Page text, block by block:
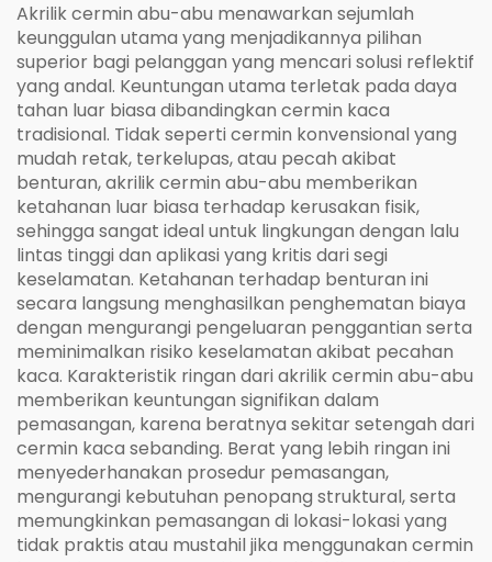
Akrilik cermin abu-abu menawarkan sejumlah
keunggulan utama yang menjadikannya pilihan
superior bagi pelanggan yang mencari solusi reflektif
yang andal. Keuntungan utama terletak pada daya
tahan luar biasa dibandingkan cermin kaca
tradisional. Tidak seperti cermin konvensional yang
mudah retak, terkelupas, atau pecah akibat
benturan, akrilik cermin abu-abu memberikan
ketahanan luar biasa terhadap kerusakan fisik,
sehingga sangat ideal untuk lingkungan dengan lalu
lintas tinggi dan aplikasi yang kritis dari segi
keselamatan. Ketahanan terhadap benturan ini
secara langsung menghasilkan penghematan biaya
dengan mengurangi pengeluaran penggantian serta
meminimalkan risiko keselamatan akibat pecahan
kaca. Karakteristik ringan dari akrilik cermin abu-abu
memberikan keuntungan signifikan dalam
pemasangan, karena beratnya sekitar setengah dari
cermin kaca sebanding. Berat yang lebih ringan ini
menyederhanakan prosedur pemasangan,
mengurangi kebutuhan penopang struktural, serta
memungkinkan pemasangan di lokasi-lokasi yang
tidak praktis atau mustahil jika menggunakan cermin